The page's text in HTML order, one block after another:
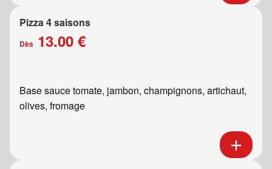
Pizza 4 saisons
Dès 13.00 €
Base sauce tomate, jambon, champignons, artichaut,
olives, fromage